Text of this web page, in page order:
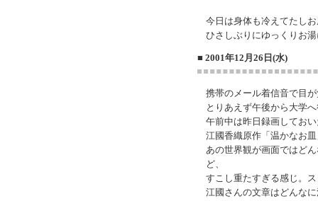
今日は身体も冷えてたし
ひさしぶりにゆっくりお
■ 2001年12月26日(水)
携帯のメール着信音で目
とりあえず午後から大学
午前中は昨日録画してお
江國香織原作「温かなお
あの世界観が画面ではど
ど、
すこし重たすぎる感じ。
江國さんの文章はどんな